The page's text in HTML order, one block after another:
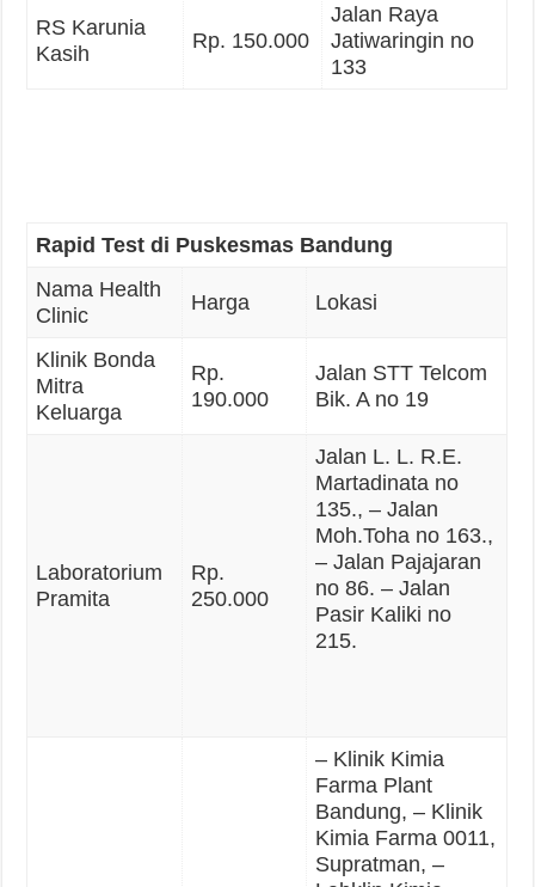
RS Karunia
Kasih
Rp. 150.000
Jalan Raya
Jatiwaringin no
133
Rapid Test di Puskesmas Bandung
Nama Health
Clinic
Harga Lokasi
Klinik Bonda
Mitra
Keluarga
Rp.
190.000
Jalan STT Telcom
Bik. A no 19
Laboratorium
Pramita
Rp.
250.000
Jalan L. L. R.E.
Martadinata no
135., – Jalan
Moh.Toha no 163.,
– Jalan Pajajaran
no 86. – Jalan
Pasir Kaliki no
215.
– Klinik Kimia
Farma Plant
Bandung, – Klinik
Kimia Farma 0011,
Supratman, –